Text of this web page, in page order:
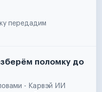
передадим
поломку до
- Карвэй ИИ